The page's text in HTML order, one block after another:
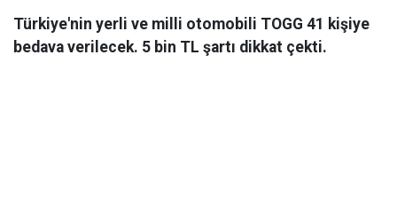
Türkiye'nin yerli ve milli otomobili TOGG 41 kişiye
bedava verilecek. 5 bin TL şartı dikkat çekti.